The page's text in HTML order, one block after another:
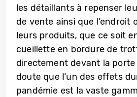
les détaillants à repenser
de vente ainsi que l’endroit
leurs produits, que ce soit
cueillette en bordure de
directement devant la
doute que l’un des effets
pandémie est la vaste